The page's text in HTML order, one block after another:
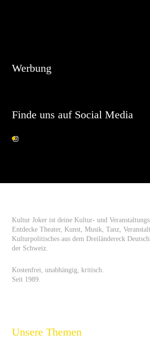
Werbung
Finde uns auf Social Media
Kultur Joker ist deine Kultur- und
Entdecke Theater, Kunst, Musik, Tanz,
Kulturpolitisches aus dem Dreiländereck
der Schweiz.
Kostenfrei, unabhängig, kritisch.
Seit 1989.
Unsere Themen